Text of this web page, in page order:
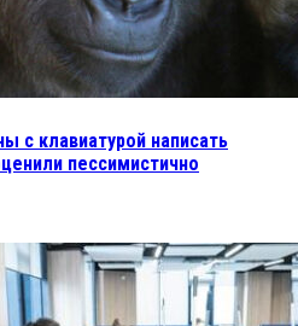
с клавиатурой написать
пессимистично